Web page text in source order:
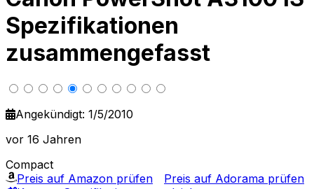
Spezifikationen
zusammengefasst
Angekündigt: 1/5/2010
vor 16 Jahren
Compact
Preis auf Amazon prüfen
Preis auf Adorama prüfen